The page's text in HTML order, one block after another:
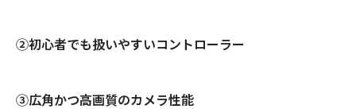
②初心者でも扱いやすいコントローラー
③広角かつ高画質のカメラ性能